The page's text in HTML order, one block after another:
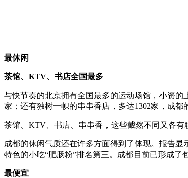
最休闲
茶馆、KTV、书店全国最多
与快节奏的北京拥有全国最多的运动场馆，小资
家；还有独树一帜的串串香店，多达1302家，成都
茶馆、KTV、书店、串串香，这些截然不同又各有
成都的休闲气质还在许多方面得到了体现。报告
特色的小吃“肥肠粉”排名第三。成都目前已形成了
最便宜